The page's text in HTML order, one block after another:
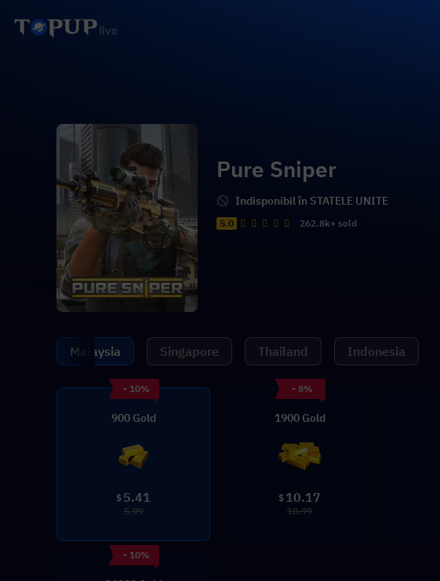
Pure Sniper
Indisponibil în STATELE UNITE
5.0 262.8k+ sold
Malaysia Singapore Thailand Indonesia
- 10%
900 Gold
$ 5.41
5.99
- 8%
1900 Gold
$ 10.17
10.99
- 10%